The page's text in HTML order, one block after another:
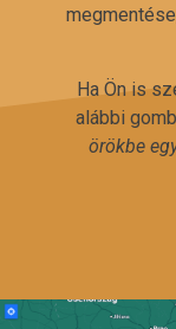
Ha Ön is
alábbi
örökbe